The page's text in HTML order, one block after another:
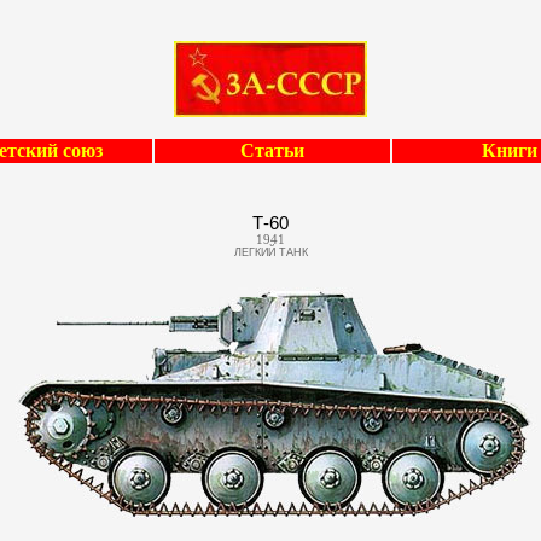
союз Статьи Книги
Т-60
1941
ЛЕГКИЙ ТАНК